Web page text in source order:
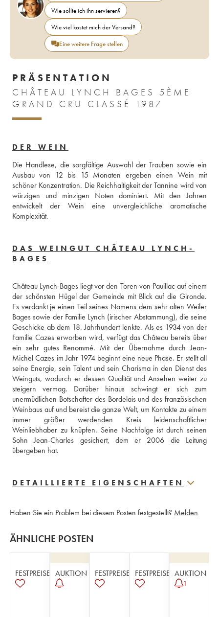
Wie sollte ich ihn servieren?
Wie viel kostet mich der Versand?
Eine weitere Frage stellen
PRÄSENTATION
CHÂTEAU LYNCH BAGES 5ÈME
GRAND CRU CLASSÉ 1987
DER WEIN
Die Handlese, die sorgfältige Auswahl der Trauben sowie ein
Ausbau von 12 bis 15 Monaten ergeben einen Wein mit
schöner Konzentration. Die Reichhaltigkeit der Tannine wird von
würzigen und minzigen Noten dominiert. Mit den Jahren
entwickelt der Wein eine unvergleichliche aromatische
Komplexität.
DAS WEINGUT CHÂTEAU LYNCH-
BAGES
Château Lynch-Bages liegt vor den Toren von Pauillac auf einem
der schönsten Hügel der Gemeinde mit Blick auf die Gironde.
Es verdankt je einen Teil seines Namens dem sehr alten Weiler
Bages sowie der Familie Lynch (irischer Abstammung), die seine
Geschicke ab dem 18. Jahrhundert lenkte. Als es 1934 von der
Familie Cazes erworben wird, verfügt das Château bereits über
ein sehr gutes Renommé. Mit der Übernahme durch Jean-
Michel Cazes im Jahr 1974 beginnt eine neue Phase. Er stellt all
seine Energie, sein Talent und sein Charisma in den Dienst des
Weinguts, wodurch er dessen Qualität und Ansehen weiter zu
steigern vermag. Darüber hinaus schwingt er sich zum
unermüdlichen Botschafter des Bordelais und des französischen
Weinbaus auf und bereist die ganze Welt, um Kontakte zu einem
immer größer werdenden Kreis leidenschaftlicher
Weinliebhaber zu knüpfen. Seine Nachfolge ist durch seinen
Sohn Jean-Charles gesichert, dem er 2006 die Leitung
übergeben hat.
DETAILLIERTE EIGENSCHAFTEN
Haben Sie ein Problem bei diesem Posten festgestellt? Melden
ÄHNLICHE POSTEN
FESTPREISE AUKTION FESTPREISE FESTPREISE AUKTION
1